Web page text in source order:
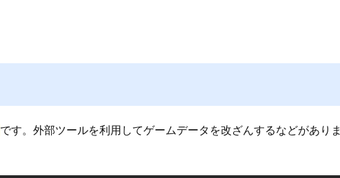
です。外部ツールを利用してゲームデータを改ざんするなどがありま